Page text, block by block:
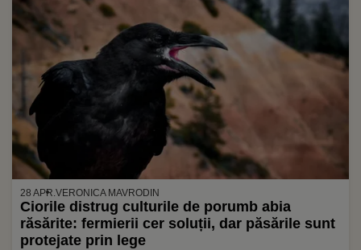
28 APR.VERONICA MAVRODIN
Ciorile distrug culturile de porumb abia
răsărite: fermierii cer soluții, dar păsările sunt
protejate prin lege